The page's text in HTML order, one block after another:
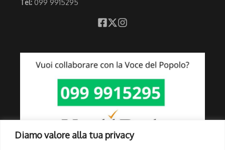
Diamo valore alla tua privacy
Tel: 099 9915295